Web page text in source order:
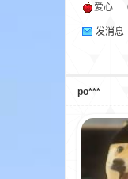
爱心
发消息
po***